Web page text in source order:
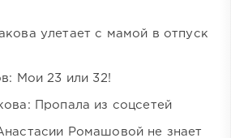
улетает с мамой в отпуск
Мои 23 или 32!
Пропала из соцсетей
Ромашовой не знает